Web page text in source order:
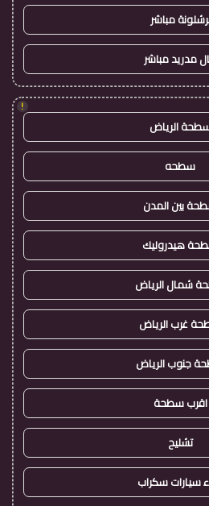
مباشر
مدريد مباشر
!
الرياض
سطحه
بين المدن
هيدروليك
شمال الرياض
غرب الرياض
جنوب الرياض
اقرب سطحة
تشليح
سيارات سكراب